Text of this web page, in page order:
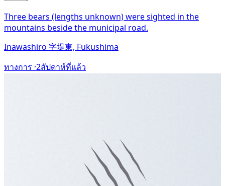
Three bears (lengths unknown) were sighted in the
mountains beside the municipal road.
Inawashiro 字堤東, Fukushima
ทางการ ·2สัปดาห์ที่แล้ว